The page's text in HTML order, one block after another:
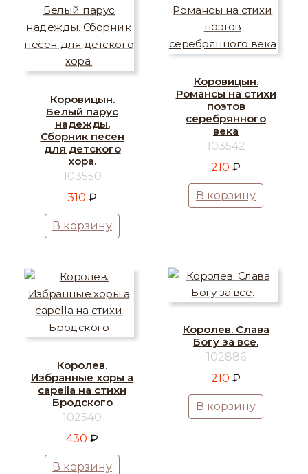
Коровицын.
Белый парус
надежды.
Сборник песен
для детского
хора.
103550
310 ₽
В корзину
Коровицын.
Романсы на стихи
поэтов
серебрянного
века
103542
210 ₽
В корзину
Королев.
Избранные хоры a
capella на стихи
Бродского
102540
430 ₽
В корзину
Королев. Слава
Богу за все.
102886
210 ₽
В корзину